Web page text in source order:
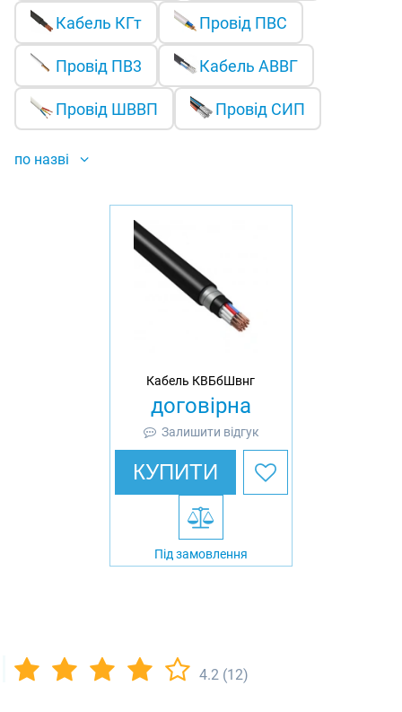
4.2 (12)
Кабель КГт Провід ПВС
Провід ПВ3 Кабель АВВГ
Провід ШВВП Провід СИП
по назві
Кабель КВБбШвнг
договірна
Залишити відгук
КУПИТИ
Під замовлення